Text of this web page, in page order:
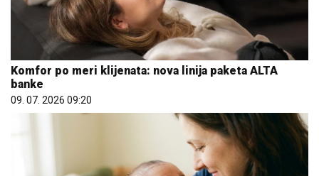
Komfor po meri klijenata: nova linija paketa ALTA
banke
09. 07. 2026 09:20